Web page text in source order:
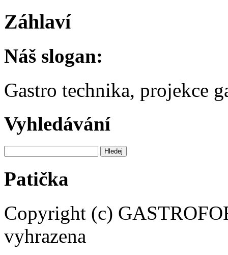
Záhlaví
Náš slogan:
Gastro technika, projekce
Vyhledávání
Patička
Copyright (c)
vyhrazena